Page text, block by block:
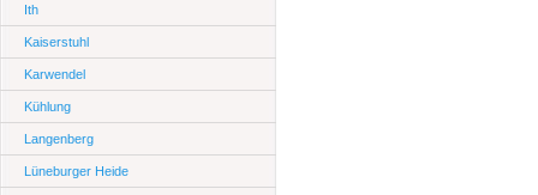
Ith
Kaiserstuhl
Karwendel
Kühlung
Langenberg
Lüneburger Heide